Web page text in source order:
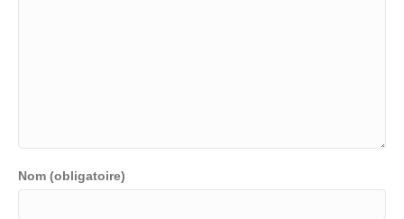
Nom (obligatoire)